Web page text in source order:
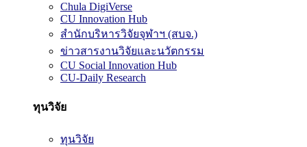
Chula DigiVerse
CU Innovation Hub
สำนักบริหารวิจัยจุฬาฯ (สบจ.)
ข่าวสารงานวิจัยและนวัตกรรม
CU Social Innovation Hub
CU-Daily Research
ทุนวิจัย
ทุนวิจัย